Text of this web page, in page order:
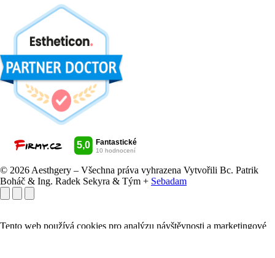
© 2026 Aesthgery – Všechna práva vyhrazena Vytvořili Bc. Patrik
Boháč & Ing. Radek Sekyra & Tým + Sebadam
Tento web používá cookies pro analýzu návštěvnosti a marketingové